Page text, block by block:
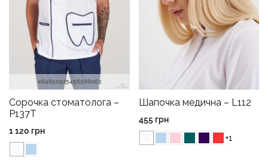
464850525456586062
Сорочка стоматолога –
P137T
1 120 грн
Шапочка медична – L112
455 грн
+1